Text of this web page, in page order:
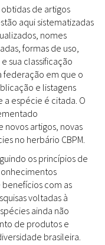
de artigos
aqui sistematizadas
nomes
formas de uso,
sua classificação
federação em que o
e listagens
a espécie é citada. O
artigos, novas
no herbário CBPM.
os princípios de
com as
voltadas à
ainda não
de produtos e
brasileira.